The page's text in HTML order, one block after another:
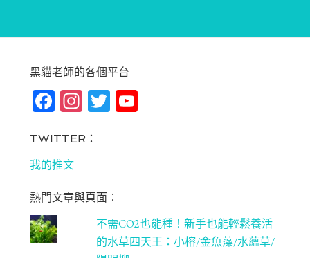
黑貓老師的各個平台
Fa
bo
ok
In
ag
m
T Yo
C
ha
TWITTER：
我的推文
熱門文章與頁面︰
不需CO2也能種！新手也能輕鬆養活
的水草四天王：小榕/金魚藻/水蘊草/